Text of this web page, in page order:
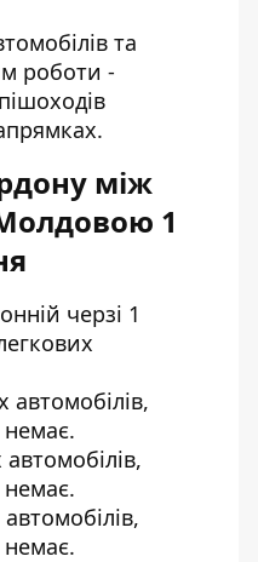
та
роботи -
між
1
черзі 1
автомобілів,
немає.
немає.
немає.